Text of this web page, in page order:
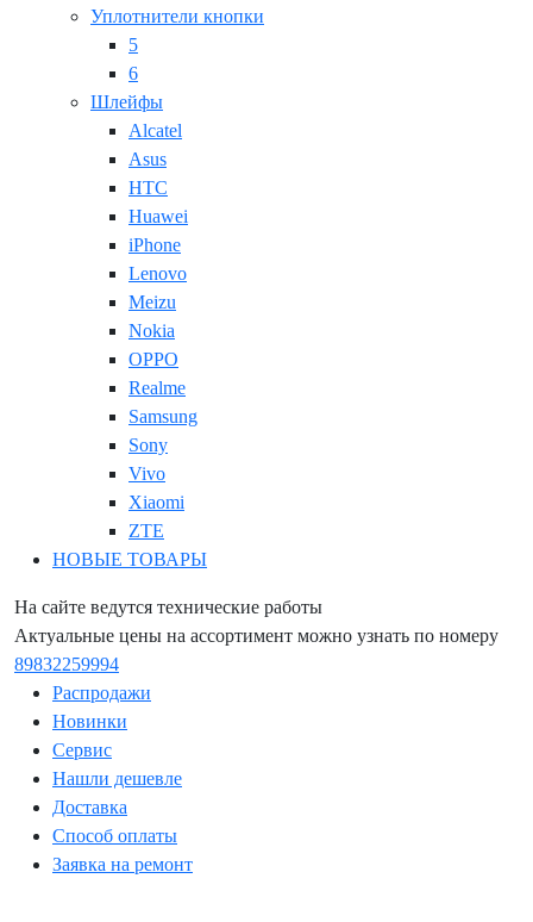
Уплотнители кнопки
5
6
Шлейфы
Alcatel
Asus
HTC
Huawei
iPhone
Lenovo
Meizu
Nokia
OPPO
Realme
Samsung
Sony
Vivo
Xiaomi
ZTE
НОВЫЕ ТОВАРЫ
На сайте ведутся технические работы
Актуальные цены на ассортимент можно узнать по номеру
89832259994
Распродажи
Новинки
Сервис
Нашли дешевле
Доставка
Способ оплаты
Заявка на ремонт